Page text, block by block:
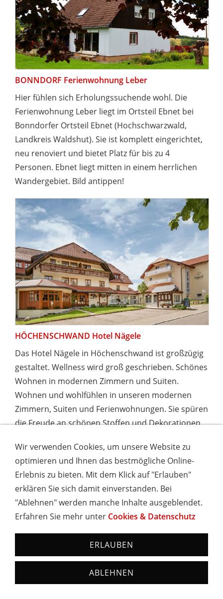
BONNDORF Ferienwohnung Leber
Hier fühlen sich Erholungssuchende wohl. Die
Ferienwohnung Leber liegt im Ortsteil Ebnet bei
Bonndorfer Ortsteil Ebnet (Hochschwarzwald,
Landkreis Waldshut). Sie ist komplett eingerichtet,
neu renoviert und bietet Platz für bis zu 4
Personen. Ebnet liegt mitten in einem herrlichen
Wandergebiet. Bild antippen!
HÖCHENSCHWAND Hotel Nägele
Das Hotel Nägele in Höchenschwand ist großzügig
gestaltet. Wellness wird groß geschrieben. Schönes
Wohnen in modernen Zimmern und Suiten.
Wohnen und wohlfühlen in unseren modernen
Zimmern, Suiten und Ferienwohnungen. Sie spüren
die Freude an schönen Stoffen und Dekorationen,
ausmachen. Bild antippen!
Wir verwenden Cookies, um unsere Website zu
optimieren und Ihnen das bestmögliche Online-
Erlebnis zu bieten. Mit dem Klick auf "Erlauben"
erklären Sie sich damit einverstanden. Bei
"Ablehnen" werden manche Inhalte ausgeblendet.
Erfahren Sie mehr unter Cookies & Datenschutz
ERLAUBEN
ABLEHNEN